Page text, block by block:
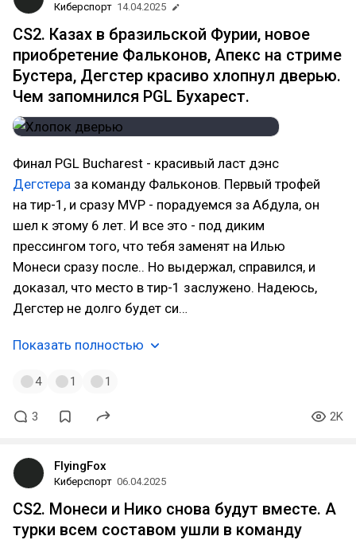
Киберспорт 14.04.2025
CS2. Казах в бразильской Фурии, новое
приобретение Фальконов, Апекс на стриме
Бустера, Дегстер красиво хлопнул дверью.
Чем запомнился PGL Бухарест.
Финал PGL Bucharest - красивый ласт дэнс
Дегстера за команду Фальконов. Первый трофей
на тир-1, и сразу MVP - порадуемся за Абдула, он
шел к этому 6 лет. И все это - под диким
прессингом того, что тебя заменят на Илью
Монеси сразу после.. Но выдержал, справился, и
доказал, что место в тир-1 заслужено. Надеюсь,
Дегстер не долго будет си…
Показать полностью
4 1 1
3 2K
FlyingFox
Киберспорт 06.04.2025
CS2. Монеси и Нико снова будут вместе. А
турки всем составом ушли в команду